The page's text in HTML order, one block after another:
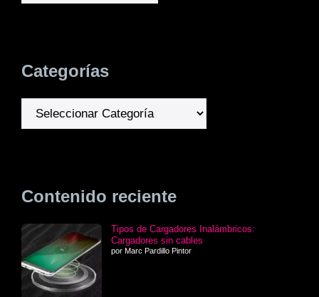
Categorías
Contenido reciente
Tipos de Cargadores Inalámbricos:
Cargadores sin cables
por Marc Pardillo Pintor